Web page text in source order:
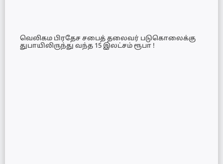
வெலிகம பிரதேச சபைத் தலைவர் படுகொலைக்கு
துபாயிலிருந்து வந்த 15 இலட்சம் ரூபா !